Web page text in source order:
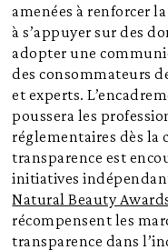
amenées à renforcer
à s’appuyer sur des
adopter une
des consommateurs
et experts.
poussera les
réglementaires dès la
transparence est
initiatives
Natural Beauty
récompensent les
transparence dans